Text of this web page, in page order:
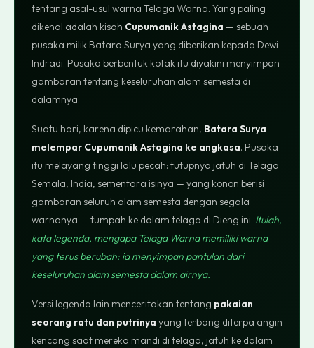
tentang asal-usul warna Telaga Warna. Yang paling
dikenal adalah kisah Cupumanik Astagina — sebuah
pusaka milik Batara Surya yang diberikan kepada Dewi
Indradi. Pusaka berbentuk kotak itu diyakini menyimpan
gambaran tentang keseluruhan alam semesta di
dalamnya.
Suatu hari, karena dipicu kemarahan, Batara Surya
melempar Cupumanik Astagina ke angkasa. Pusaka
itu melayang tinggi lalu pecah: tutupnya jatuh di Telaga
Semala, India, sementara isinya — yang konon berisi
gambaran seluruh alam semesta dengan segala
warnanya — tumpah ke dalam telaga di Dieng ini. Itulah,
kata legenda, mengapa Telaga Warna memiliki warna
yang terus berubah: ia menyimpan pantulan dari
keseluruhan alam semesta dalam airnya.
Versi legenda lain menceritakan tentang pakaian
seorang ratu dan putrinya yang terbang diterpa angin
kencang saat mereka mandi di telaga, jatuh ke dalam